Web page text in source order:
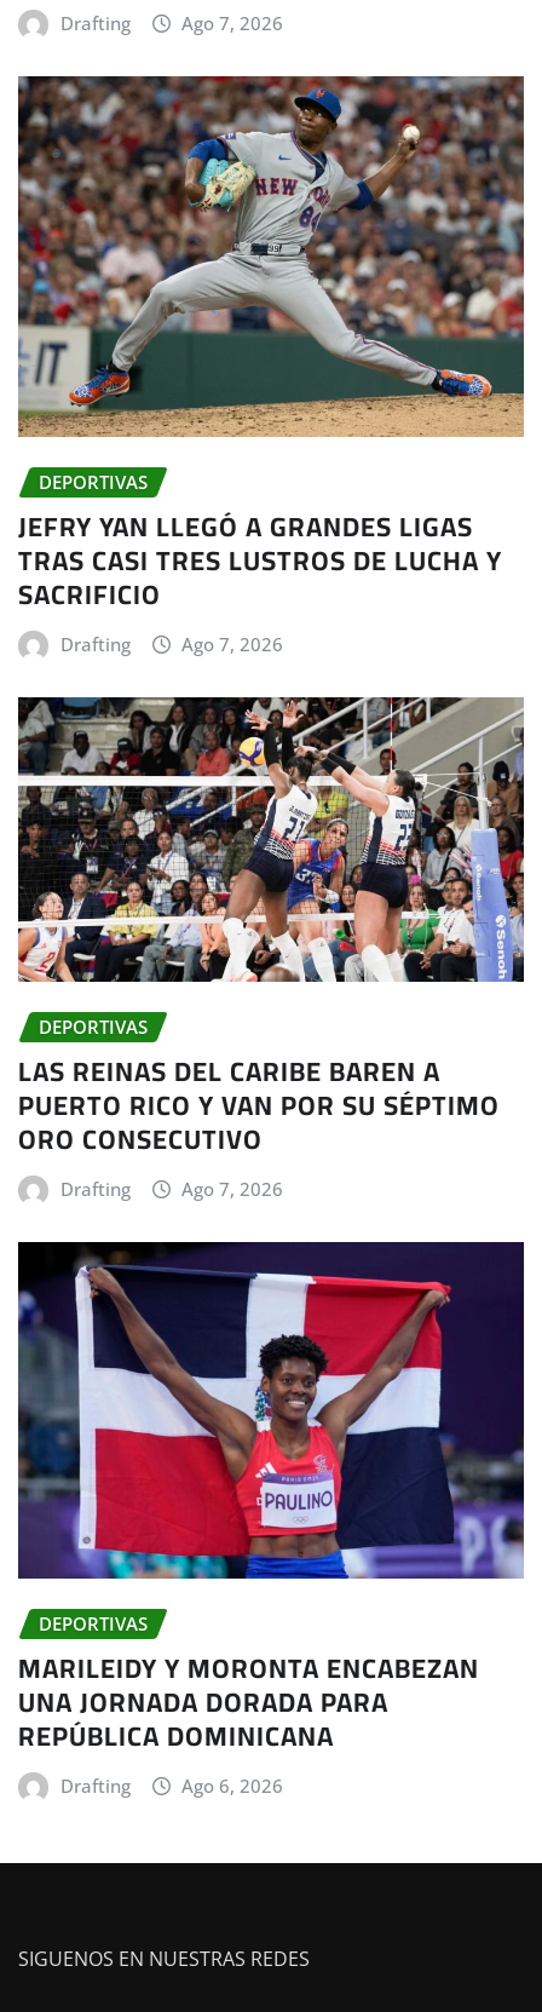
Drafting Ago 7, 2026
DEPORTIVAS
JEFRY YAN LLEGÓ A GRANDES LIGAS
TRAS CASI TRES LUSTROS DE LUCHA Y
SACRIFICIO
Drafting Ago 7, 2026
DEPORTIVAS
LAS REINAS DEL CARIBE BAREN A
PUERTO RICO Y VAN POR SU SÉPTIMO
ORO CONSECUTIVO
Drafting Ago 7, 2026
DEPORTIVAS
MARILEIDY Y MORONTA ENCABEZAN
UNA JORNADA DORADA PARA
REPÚBLICA DOMINICANA
Drafting Ago 6, 2026
SIGUENOS EN NUESTRAS REDES